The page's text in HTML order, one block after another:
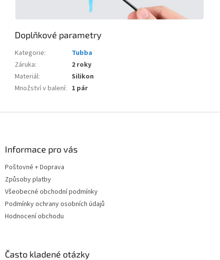
Doplňkové parametry
Kategorie:
Tubba
Záruka:
2 roky
Materiál:
Silikon
Množství v balení: 1 pár
Informace pro vás
Poštovné + Doprava
Způsoby platby
Všeobecné obchodní podmínky
Podmínky ochrany osobních údajů
Hodnocení obchodu
Často kladené otázky